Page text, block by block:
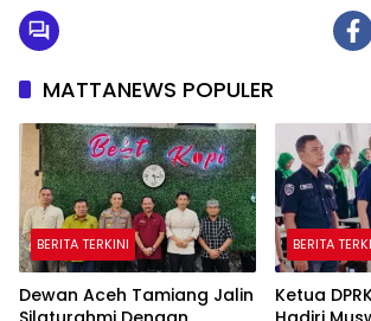
MATTANEWS POPULER
BERITA TERKINI
Dewan Aceh Tamiang Jalin
BERITA
Ketua